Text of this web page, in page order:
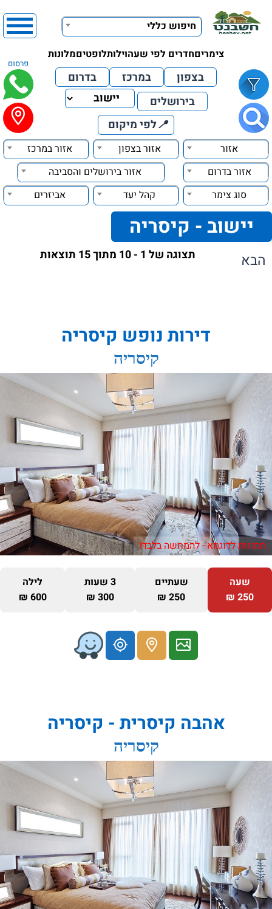
חיפוש כללי
צימריםחדרים לפי שעהוילותלופטיםמלונות
פרסום
בצפון במרכז
בדרום
בירושלים
📍לפי מיקום
אזור אזור בצפון
אזור במרכז
אזור בדרום
אזור בירושלים והסביבה
סוג צימר
קהל יעד אביזרים
יישוב - קיסריה
תצוגה של 1 - 10 מתוך 15 תוצאות הבא
דירות נופש קיסריה
קיסריה
תמונות לדוגמא - להמחשה בלבד!
שעה
250 ₪
שעתיים
250 ₪
3 שעות
300 ₪
לילה
600 ₪
אהבה קיסרית - קיסריה
קיסריה